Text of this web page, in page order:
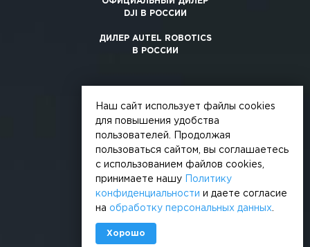
DJI В РОССИИ
ДИЛЕР AUTEL ROBOTICS
В РОССИИ
© 2026, +3. Все права защищены
Обработка персональных данных
Наш сайт использует файлы cookies
для повышения удобства
пользователей. Продолжая
пользоваться сайтом, вы соглашаетесь
с использованием файлов cookies,
принимаете нашу
Политику
конфиденциальности
и даете согласие
на обработку персональных данных
Хорошо